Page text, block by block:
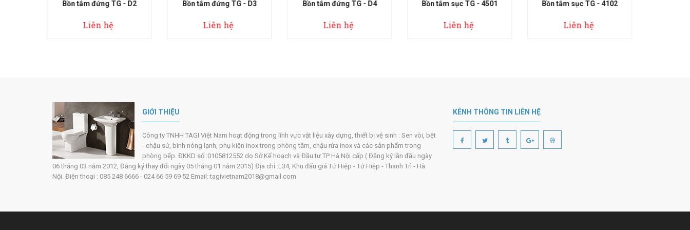
Bồn tắm đứng TG - D3
Liên hệ
Bồn tắm đứng TG - D4
Liên hệ
Bồn tắm sục TG - 4501
Liên hệ
Bồn tắm sục TG - 4102
Liên hệ
Bồn tắm sục TG - 4701
Liên hệ
GIỚI THIỆU
Công ty TNHH TAGI Việt Nam hoạt động trong lĩnh vực vật liệu xây dựng, thiết bị vệ sinh : Sen vòi, bệt
- chậu sứ, bình nóng lạnh, phụ kiện inox trong phòng tắm, chậu rửa inox và các sản phẩm trong
phòng bếp. ĐKKD số :0105812552 do Sở Kế hoạch và Đầu tư TP Hà Nội cấp ( Đăng ký lần đầu ngày
06 tháng 03 năm 2012, Đăng ký thay đổi ngày 05 tháng 01 năm 2015) Địa chỉ :L34, Khu đấu giá Tứ Hiệp - Tứ Hiệp - Thanh Trì - Hà
Nội. Điện thoại : 085 248 6666 - 024 66 59 69 52 Email: tagivietnam2018@gmail.com
KÊNH THÔNG TIN LIÊN HỆ